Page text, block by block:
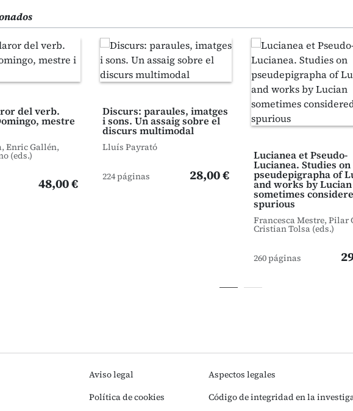
del verb.
mestre
Enric Gallén,
(eds.)
48,00 €
Discurs: paraules, imatges
i sons. Un assaig sobre el
discurs multimodal
Lluís Payrató
224 páginas 28,00 €
Lucianea et Pseudo-
Lucianea. Studies on
pseudepigrapha of
and works by Lucian
sometimes
spurious
Francesca Mestre, Pilar
Cristian Tolsa (eds.)
260 páginas
Aviso legal
Política de cookies
Aspectos legales
Código de integridad en la